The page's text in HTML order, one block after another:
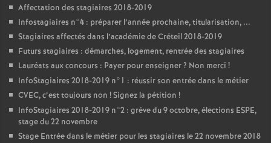
Affectation des stagiaires 2018-2019
Infostagiaires n°4 : préparer l’année prochaine, titularisation, ...
Stagiaires affectés dans l’académie de Créteil 2018-2019
Futurs stagiaires : démarches, logement, rentrée des stagiaires
Lauréats aux concours : Payer pour enseigner? Non merci !
InfoStagiaires 2018-2019 n°1 : réussir son entrée dans le métier
CVEC, c’est toujours non ! Signez la pétition !
InfoStagiaires 2018-2019 n°2 : grève du 9 octobre, élections ESPE,
stage du 22 novembre
Stage Entrée dans le métier pour les stagiaires le 22 novembre 2018